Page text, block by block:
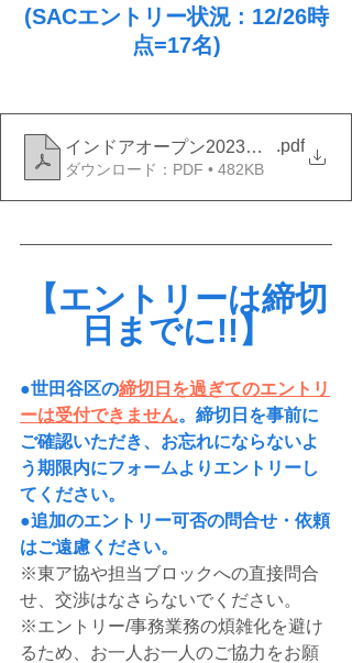
(SACエントリー状況 : 12/26時
点=17名)
インドアオープン2023開催要項
.pdf
ダウンロード：PDF • 482KB
【エントリーは締切
日までに!!】
●世田谷区の締切日を過ぎてのエントリ
ーは受付できません。締切日を事前に
ご確認いただき、お忘れにならないよ
う期限内にフォームよりエントリーし
てください。
●追加のエントリー可否の問合せ・依頼
はご遠慮ください。
※東ア協や担当ブロックへの直接問合
せ、交渉はなさらないでください。
※エントリー/事務業務の煩雑化を避け
るため、お一人お一人のご協力をお願